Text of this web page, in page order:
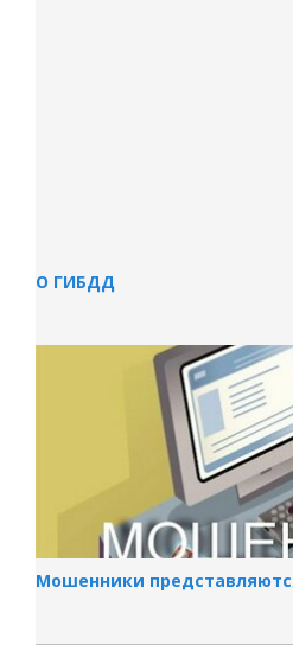
О ГИБДД
Мошенники